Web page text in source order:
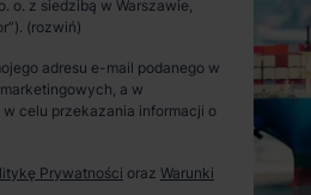
szczegóły i
o. z siedzibą w Warszawie,
adresu e-mail podanego w
a w
celu przekazania informacji o
Prywatności oraz Warunki